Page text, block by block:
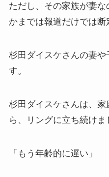
ただし、その家族が妻
かまでは報道だけでは断
杉田ダイスケさんの妻
す。
杉田ダイスケさんは、
ら、リングに立ち続けま
「もう年齢的に遅い」